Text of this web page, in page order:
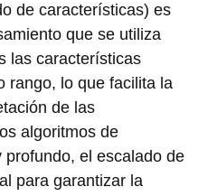
de características) es
que se utiliza
las características
rango, lo que facilita la
de las
algoritmos de
el escalado de
para garantizar la